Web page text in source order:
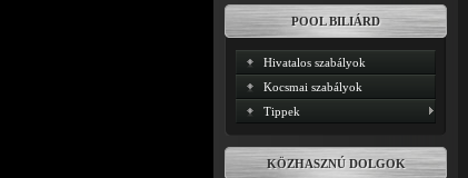
POOL BILIÁRD
Hivatalos szabályok
Kocsmai szabályok
Tippek
KÖZHASZNÚ DOLGOK